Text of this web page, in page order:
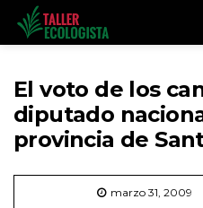
El voto de los
diputado
provincia de
marzo 31, 2009